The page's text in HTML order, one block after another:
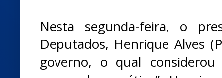
Nesta segunda-feira, o
Deputados, Henrique Alves
governo, o qual considerou